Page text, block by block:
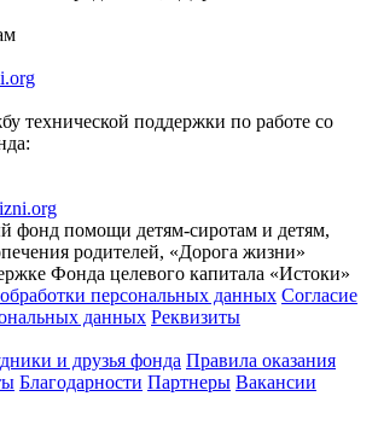
технической поддержки по работе со
фонд помощи детям-сиротам и детям,
родителей, «Дорога жизни»
Фонда целевого капитала «Истоки»
персональных данных Согласие
данных Реквизиты
и друзья фонда Правила оказания
Благодарности Партнеры Вакансии